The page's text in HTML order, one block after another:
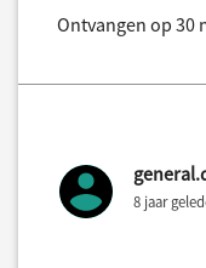
Ontvangen op 30
8 jaar